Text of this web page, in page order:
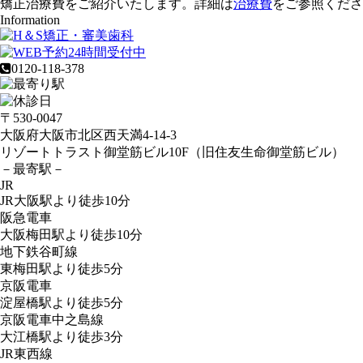
矯正治療費をご紹介いたします。詳細は治療費をご参照くだ
Information
0120-118-378
〒530-0047
大阪府大阪市北区西天満4-14-3
リゾートトラスト御堂筋ビル10F（旧住友生命御堂筋ビル）
－最寄駅－
JR
JR大阪駅より 徒歩10分
阪急電車
大阪梅田駅より 徒歩10分
地下鉄谷町線
東梅田駅より 徒歩5分
京阪電車
淀屋橋駅より 徒歩5分
京阪電車中之島線
大江橋駅より 徒歩3分
JR東西線